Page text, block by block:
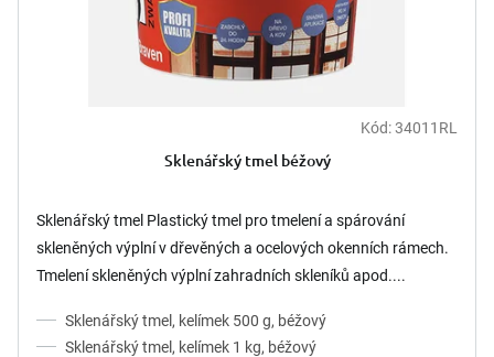
Kód:34011RL
Sklenářský tmel béžový
Sklenářský tmel Plastický tmel pro tmelení a spárování
skleněných výplní v dřevěných a ocelových okenních rámech.
Tmelení skleněných výplní zahradních skleníků apod....
Sklenářský tmel, kelímek 500 g, béžový
Sklenářský tmel, kelímek 1 kg, béžový